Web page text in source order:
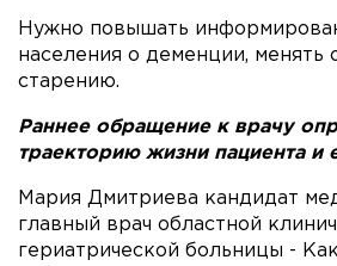
Нужно повышать
населения о деменции, менять
старению.
Раннее обращение к врачу
траекторию жизни пациента и
Мария Дмитриева кандидат
главный врач областной
гериатрической больницы -